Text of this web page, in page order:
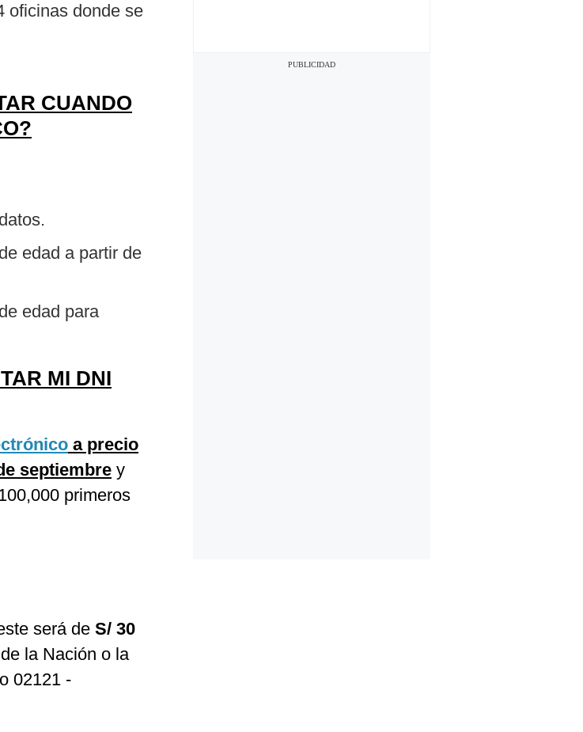
oficinas donde se
CUANDO
edad a partir de
edad para
MI DNI
a precio
septiembre y
primeros
será de S/ 30
la Nación o la
02121 -